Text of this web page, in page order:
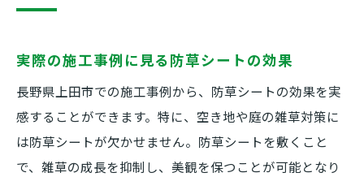
実際の施工事例に見る防草シートの効果
長野県上田市での施工事例から、防草シートの効果を実
感することができます。特に、空き地や庭の雑草対策に
は防草シートが欠かせません。防草シートを敷くこと
で、雑草の成長を抑制し、美観を保つことが可能となり